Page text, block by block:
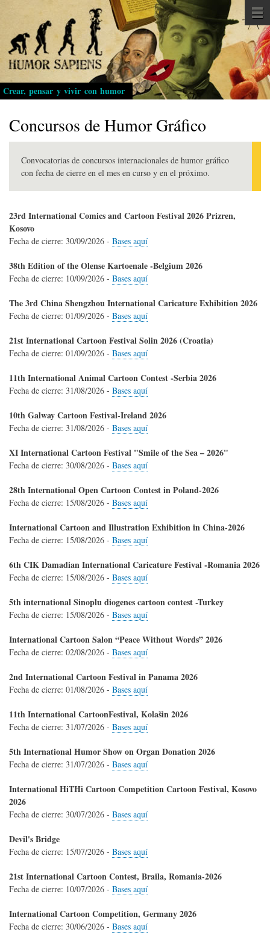
Pasar
al
contenido
principal
Crear, pensar y vivir con humor
Concursos de Humor Gráfico
Convocatorias de concursos internacionales de humor gráfico
con fecha de cierre en el mes en curso y en el próximo.
23rd International Comics and Cartoon Festival 2026 Prizren,
Kosovo
Fecha de cierre: 30/09/2026 - Bases aquí
38th Edition of the Olense Kartoenale -Belgium 2026
Fecha de cierre: 10/09/2026 - Bases aquí
The 3rd China Shengzhou International Caricature Exhibition 2026
Fecha de cierre: 01/09/2026 - Bases aquí
21st International Cartoon Festival Solin 2026 (Croatia)
Fecha de cierre: 01/09/2026 - Bases aquí
11th International Animal Cartoon Contest -Serbia 2026
Fecha de cierre: 31/08/2026 - Bases aquí
10th Galway Cartoon Festival-Ireland 2026
Fecha de cierre: 31/08/2026 - Bases aquí
XI International Cartoon Festival "Smile of the Sea – 2026"
Fecha de cierre: 30/08/2026 - Bases aquí
28th International Open Cartoon Contest in Poland-2026
Fecha de cierre: 15/08/2026 - Bases aquí
International Cartoon and Illustration Exhibition in China-2026
Fecha de cierre: 15/08/2026 - Bases aquí
6th CIK Damadian International Caricature Festival -Romania 2026
Fecha de cierre: 15/08/2026 - Bases aquí
5th international Sinoplu diogenes cartoon contest -Turkey
Fecha de cierre: 15/08/2026 - Bases aquí
International Cartoon Salon “Peace Without Words” 2026
Fecha de cierre: 02/08/2026 - Bases aquí
2nd International Cartoon Festival in Panama 2026
Fecha de cierre: 01/08/2026 - Bases aquí
11th International CartoonFestival, Kolašin 2026
Fecha de cierre: 31/07/2026 - Bases aquí
5th International Humor Show on Organ Donation 2026
Fecha de cierre: 31/07/2026 - Bases aquí
International HiTHi Cartoon Competition Cartoon Festival, Kosovo
2026
Fecha de cierre: 30/07/2026 - Bases aquí
Devil's Bridge
Fecha de cierre: 15/07/2026 - Bases aquí
21st International Cartoon Contest, Braila, Romania-2026
Fecha de cierre: 10/07/2026 - Bases aquí
International Cartoon Competition, Germany 2026
Fecha de cierre: 30/06/2026 - Bases aquí